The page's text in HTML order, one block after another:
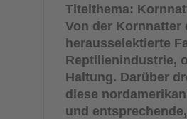
Titelthema:
Von der
herausselektierte
Reptilienindustrie,
Haltung. Darüber
diese
und